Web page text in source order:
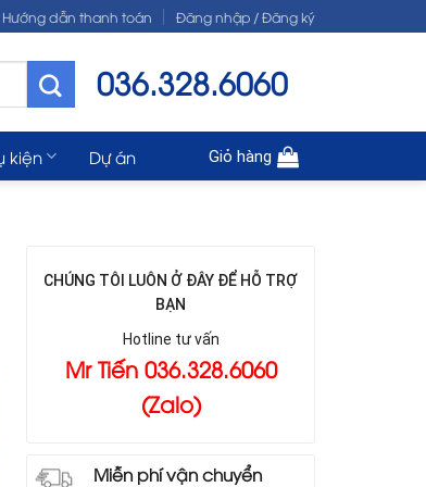
Hướng dẫn thanh toán Đăng nhập / Đăng ký
036.328.6060
kiện Dự án Giỏ hàng
CHÚNG TÔI LUÔN Ở ĐÂY ĐỂ HỖ TRỢ
BẠN
Hotline tư vấn
Mr Tiến 036.328.6060
(Zalo)
Miễn phí vận chuyển